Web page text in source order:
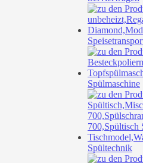
Spülmaschine
Spültechnik